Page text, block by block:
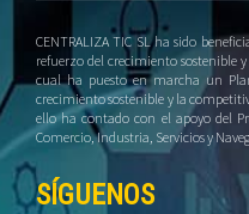
CENTRALIZA TIC SL ha sido
refuerzo del crecimiento sostenible
cual ha puesto en marcha un
crecimiento sostenible y la
ello ha contado con el apoyo del
Comercio, Industria, Servicios y
SÍGUENOS